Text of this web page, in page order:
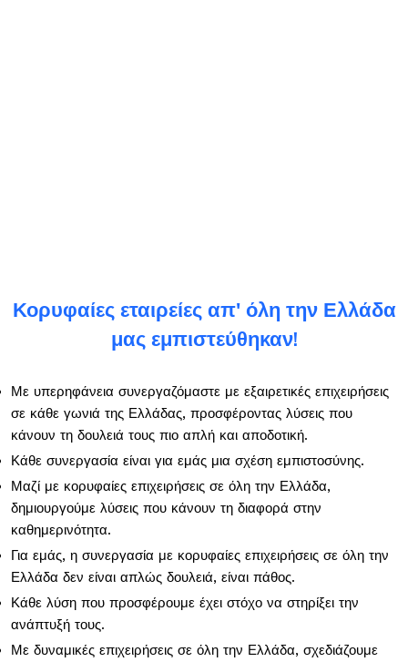
Κορυφαίες εταιρείες απ' όλη την Ελλάδα
μας εμπιστεύθηκαν!
Με υπερηφάνεια συνεργαζόμαστε με εξαιρετικές επιχειρήσεις
σε κάθε γωνιά της Ελλάδας, προσφέροντας λύσεις που
κάνουν τη δουλειά τους πιο απλή και αποδοτική.
Κάθε συνεργασία είναι για εμάς μια σχέση εμπιστοσύνης.
Μαζί με κορυφαίες επιχειρήσεις σε όλη την Ελλάδα,
δημιουργούμε λύσεις που κάνουν τη διαφορά στην
καθημερινότητα.
Για εμάς, η συνεργασία με κορυφαίες επιχειρήσεις σε όλη την
Ελλάδα δεν είναι απλώς δουλειά, είναι πάθος.
Κάθε λύση που προσφέρουμε έχει στόχο να στηρίξει την
ανάπτυξή τους.
Με δυναμικές επιχειρήσεις σε όλη την Ελλάδα, σχεδιάζουμε